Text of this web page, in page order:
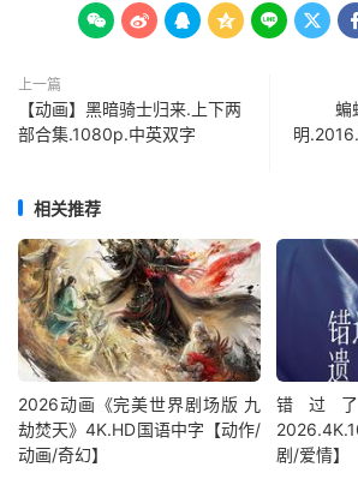
      
上一篇
【动画】黑暗骑士归来.上下两
部合集.1080p.中英双字
蝙
明
相关推荐
2026动画《完美世界剧场版 九
劫焚天》4K.HD国语中字【动作/
动画/奇幻】
错过
剧/爱情】